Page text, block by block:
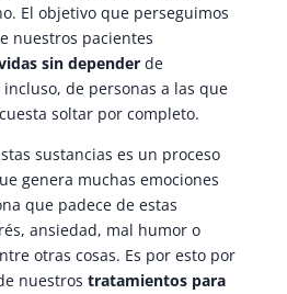
El objetivo que perseguimos
nuestros pacientes
sin dependerde
de personas a las que
soltar por completo.
sustancias es un proceso
genera muchas emociones
que padece de estas
ansiedad, mal humor o
otras cosas. Es por esto por
nuestros tratamientos para